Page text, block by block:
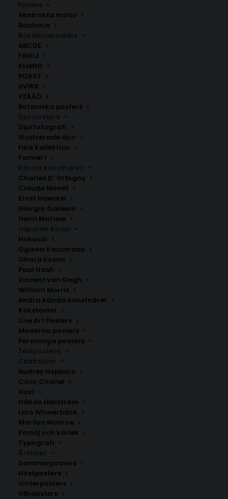
Posters
Abstrakta motiv
Bauhaus
Bokstavsposters
ABCDE
FGHIJ
KLMNO
PQRST
UVWX
YZÅÄÖ
Botaniska posters
Djurposters
Djurfotografi
Illustrerade djur
Fika Kollektion
Formel 1
Kända konstnärer
Charles D’ Orbigny
Claude Monet
Ernst Haeckel
Giorgio Gallesio
Henri Matisse
Japansk konst
Hokusai
Ogawa Kazumasa
Ohara Koson
Paul Nash
Vincent van Gogh
William Morris
Andra kända konstnärer
Kökstavlor
Line Art Posters
Moderna posters
Personliga posters
Textposters
Citattavlor
Audrey Hepburn
Coco Chanel
Hov1
Håkan Hellström
Lars Winnerbäck
Marilyn Monroe
Familj och kärlek
Typografi
Årstider
Sommarposters
Höstposters
Vinterposters
Vårposters
Poster med bokstaven Ö
Fr.99.00kr
Poster med bokstaven Ö
Fr.99.00
Fr.99.00